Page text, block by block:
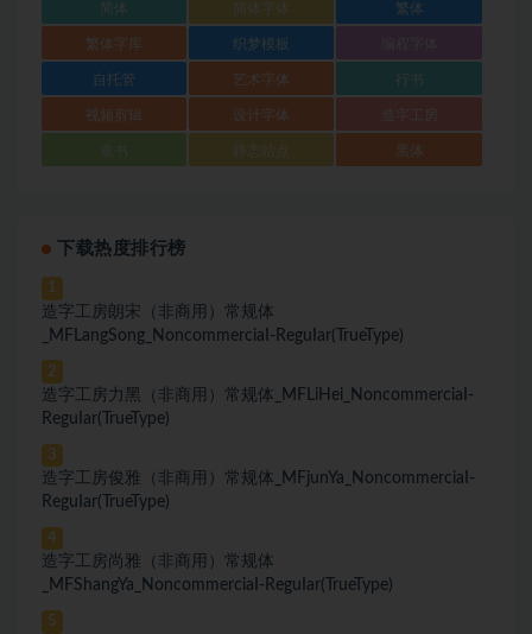
简体 简体字体 繁体
繁体字库 织梦模板
自托管 艺术字体 行书
视频剪辑 设计字体
静态站点 黑体
下载热度排行榜
1
造字工房朗宋（非商用）常规体
_MFLangSong_NoncommerciaI-ReguIar(TrueType)
2
造字工房力黑（非商用）常规体_MFLiHei_NoncommerciaI-
ReguIar(TrueType)
3
造字工房俊雅（非商用）常规体_MFjunYa_NoncommerciaI-
ReguIar(TrueType)
4
造字工房尚雅（非商用）常规体
_MFShangYa_NoncommerciaI-ReguIar(TrueType)
5